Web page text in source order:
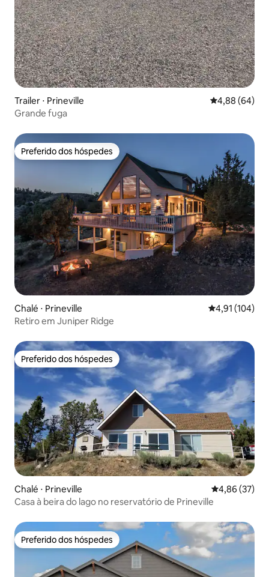
Trailer ⋅ Prineville 4,88 de uma
4,88 (64)
Grande fuga
Preferido dos hóspedes
Preferido dos hóspedes
Chalé ⋅ Prineville 4,91 de uma
4,91 (104)
Retiro em Juniper Ridge
Preferido dos hóspedes
Preferido dos hóspedes
Chalé ⋅ Prineville 4,86 de uma
4,86 (37)
Casa à beira do lago no reservatório de Prineville
Preferido dos hóspedes
Preferido dos hóspedes